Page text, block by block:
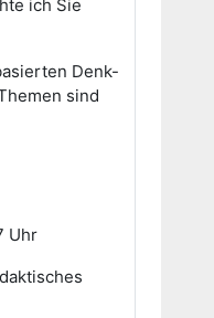
ich Sie
Denk-
sind
Uhr